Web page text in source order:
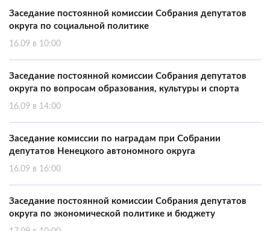
Заседание постоянной комиссии Собрания депутатов
округа по социальной политике
16.09 в 10:00
Заседание постоянной комиссии Собрания депутатов
округа по вопросам образования, культуры и спорта
16.09 в 14:00
Заседание комиссии по наградам при Собрании
депутатов Ненецкого автономного округа
16.09 в 16:00
Заседание постоянной комиссии Собрания депутатов
округа по экономической политике и бюджету